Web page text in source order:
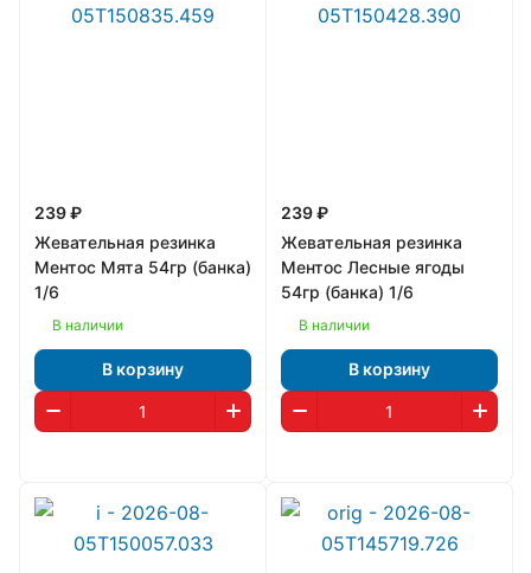
239 ₽
Жевательная резинка
Ментос Мята 54гр (банка)
1/6
В наличии
В корзину
239 ₽
Жевательная резинка
Ментос Лесные ягоды
54гр (банка) 1/6
В наличии
В корзину